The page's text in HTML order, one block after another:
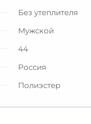
Без утеплителя
Мужской
44
Россия
Полиэстер